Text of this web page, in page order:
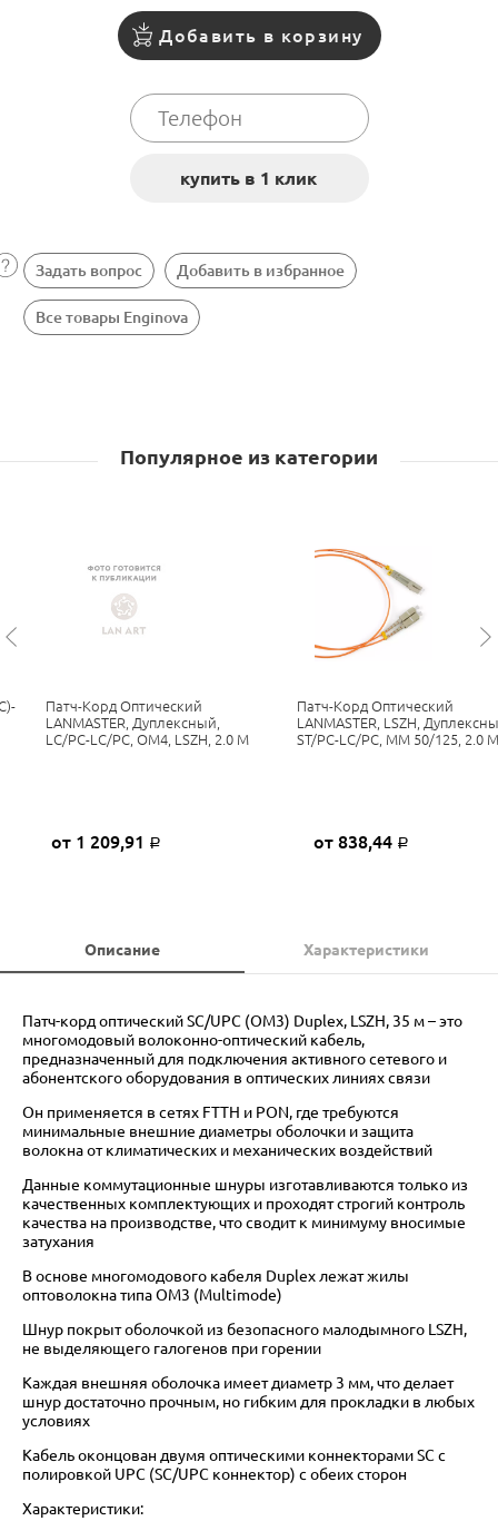
Добавить в корзину
Задать вопрос Добавить в избранное
Все товары Enginova
Популярное из категории
Патч-Корд Оптический
LANMASTER, Дуплексный,
LC/PC-LC/PC, OM4, LSZH, 2.0 М
от 1 209,91 Р
Патч-Корд Оптический
LANMASTER, LSZH,
ST/PC-LC/PC, MM 50/125, 2.0 М
от 838,44 Р
Описание Характеристики
Патч-корд оптический SC/UPC (OM3) Duplex, LSZH, 35 м – это
многомодовый волоконно-оптический кабель,
предназначенный для подключения активного сетевого и
абонентского оборудования в оптических линиях связи
Он применяется в сетях FTTH и PON, где требуются
минимальные внешние диаметры оболочки и защита
волокна от климатических и механических воздействий
Данные коммутационные шнуры изготавливаются только из
качественных комплектующих и проходят строгий контроль
качества на производстве, что сводит к минимуму вносимые
затухания
В основе многомодового кабеля Duplex лежат жилы
оптоволокна типа OM3 (Multimode)
Шнур покрыт оболочкой из безопасного малодымного LSZH,
не выделяющего галогенов при горении
Каждая внешняя оболочка имеет диаметр 3 мм, что делает
шнур достаточно прочным, но гибким для прокладки в любых
условиях
Кабель оконцован двумя оптическими коннекторами SC с
полировкой UPC (SC/UPC коннектор) с обеих сторон
Характеристики: